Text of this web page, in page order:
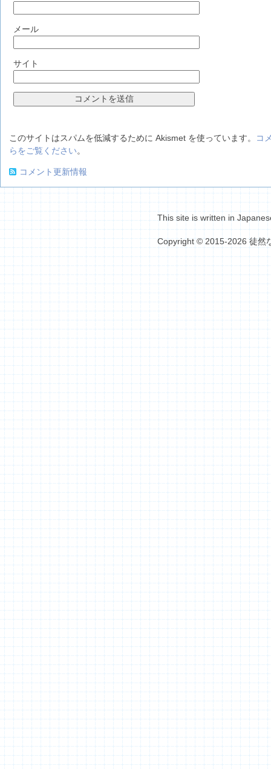
メール
サイト
このサイトはスパムを低減するために Akismet を使っています。
コ
らをご覧ください。
コメント更新情報
This site is written in
Copyright © 2015-2026 徒然